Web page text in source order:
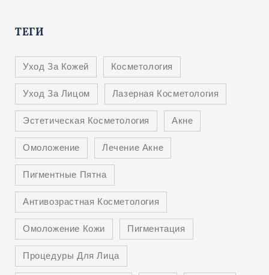
ТЕГИ
Уход За Кожей
Косметология
Уход За Лицом
Лазерная Косметология
Эстетическая Косметология
Акне
Омоложение
Лечение Акне
Пигментные Пятна
Антивозрастная Косметология
Омоложение Кожи
Пигментация
Процедуры Для Лица